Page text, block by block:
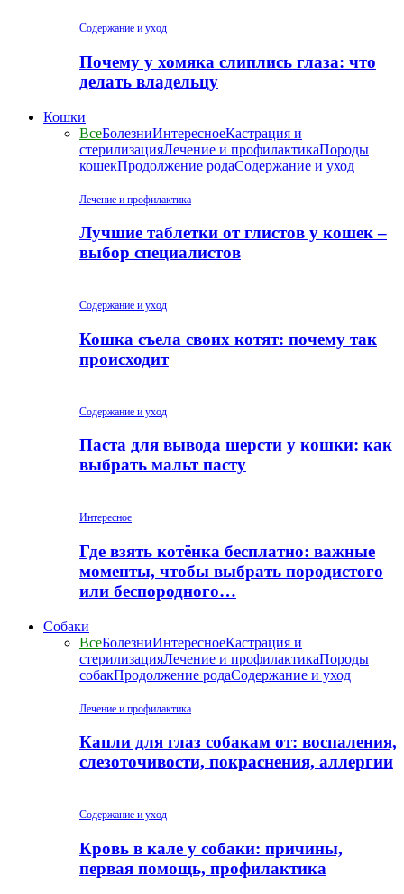
Содержание и уход
Почему у хомяка слиплись глаза: что
делать владельцу
Кошки
ВсеБолезниИнтересноеКастрация и
стерилизацияЛечение и профилактикаПороды
кошекПродолжение родаСодержание и уход
Лечение и профилактика
Лучшие таблетки от глистов у кошек –
выбор специалистов
Содержание и уход
Кошка съела своих котят: почему так
происходит
Содержание и уход
Паста для вывода шерсти у кошки: как
выбрать мальт пасту
Интересное
Где взять котёнка бесплатно: важные
моменты, чтобы выбрать породистого
или беспородного…
Собаки
ВсеБолезниИнтересноеКастрация и
стерилизацияЛечение и профилактикаПороды
собакПродолжение родаСодержание и уход
Лечение и профилактика
Капли для глаз собакам от: воспаления,
слезоточивости, покраснения, аллергии
Содержание и уход
Кровь в кале у собаки: причины,
первая помощь, профилактика